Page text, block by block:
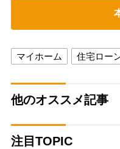
マイホーム 住宅ロー
他のオススメ記事
注目TOPIC